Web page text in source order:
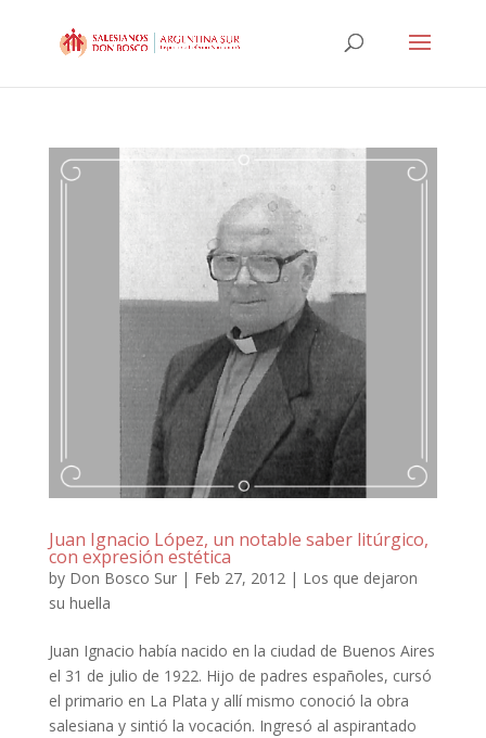
Juan Ignacio López, un notable saber litúrgico,
con expresión estética
by Don Bosco Sur| Feb 27, 2012 | Los que dejaron
su huella
Juan Ignacio había nacido en la ciudad de Buenos Aires
el 31 de julio de 1922. Hijo de padres españoles, cursó
el primario en La Plata y allí mismo conoció la obra
salesiana y sintió la vocación. Ingresó al aspirantado